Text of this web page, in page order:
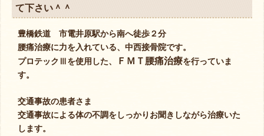
て下さい＾＾
豊橋鉄道 市電井原駅から南へ徒歩２分
腰痛治療に力を入れている、中西接骨院です。
プロテックⅢを使用した、
ＦＭＴ腰痛治療を行っていま
す。
交通事故の患者さま
交通事故による体の不調をしっかりお聞きしながら治療いた
します。